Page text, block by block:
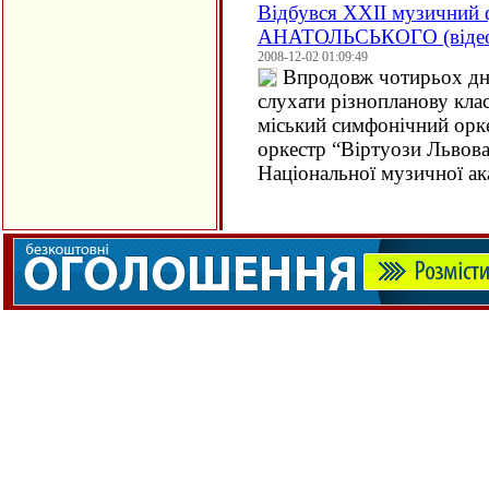
Відбувся XXII музичний
АНАТОЛЬСЬКОГО
2008-12-02 01:09:49
Впродовж чотирьох
слухати різнопланову
міський симфонічний
оркестр “Віртуози
Національної музичної